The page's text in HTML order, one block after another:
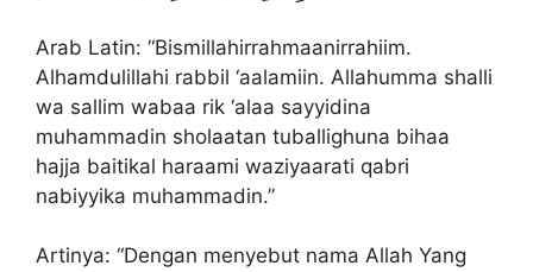
Arab Latin: “Bismillahirrahmaanirrahiim.
Alhamdulillahi rabbil ‘aalamiin. Allahumma shalli
wa sallim wabaa rik ‘alaa sayyidina
muhammadin sholaatan tuballighuna bihaa
hajja baitikal haraami waziyaarati qabri
nabiyyika muhammadin.”
Artinya: “Dengan menyebut nama Allah Yang